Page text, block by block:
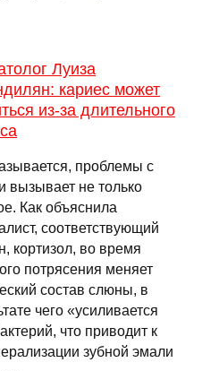
Луиза
кариес может
из-за длительного
проблемы с
вызывает не только
Как объяснила
соответствующий
кортизол, во время
потрясения меняет
состав слюны, в
чего «усиливается
что приводит к
зубной эмали